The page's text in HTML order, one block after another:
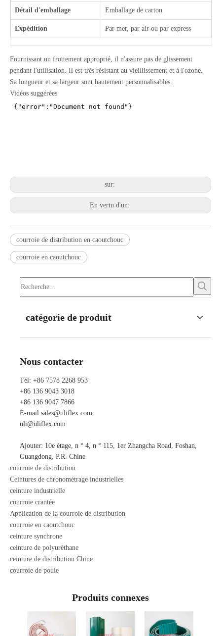
Détail d'emballage Emballage de carton
Expédition Par mer, par air ou par express
Fournissant un frottement approprié, il n'assure pas de glissement
pendant l'utilisation. Il est très résistant au vieillissement et à l'ozone.
Sa longueur et sa largeur sont hautement personnalisables.
Vidéos suggérées
sur:
En vertu d'un:
courroie de distribution en caoutchouc
courroie en caoutchouc
catégorie de produit
Nous contacter
Tél: +86 7578 2268 953
+86 136 9043 3018
+86 136 9047 7866
E-mail:sales@uliflex.com
uli@uliflex.com
Ajouter: 10e étage, n ° 4, n ° 115, 1er Zhangcha Road, Foshan,
Guangdong, P.R. Chine
courroie de distribution
Ceintures de chronométrage industrielles
ceinture industrielle
courroie crantée
Application de la courroie de distribution
courroie en caoutchouc
ceinture synchrone
ceinture de polyuréthane
ceinture de distribution Chine
courroie de poule
Produits connexes